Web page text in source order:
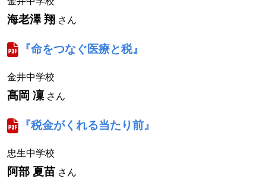
海老澤 翔 さん
『命をつなぐ医療と税』
金井中学校
髙岡 凜 さん
『税金がくれる当たり前』
忠生中学校
阿部 夏苗 さん